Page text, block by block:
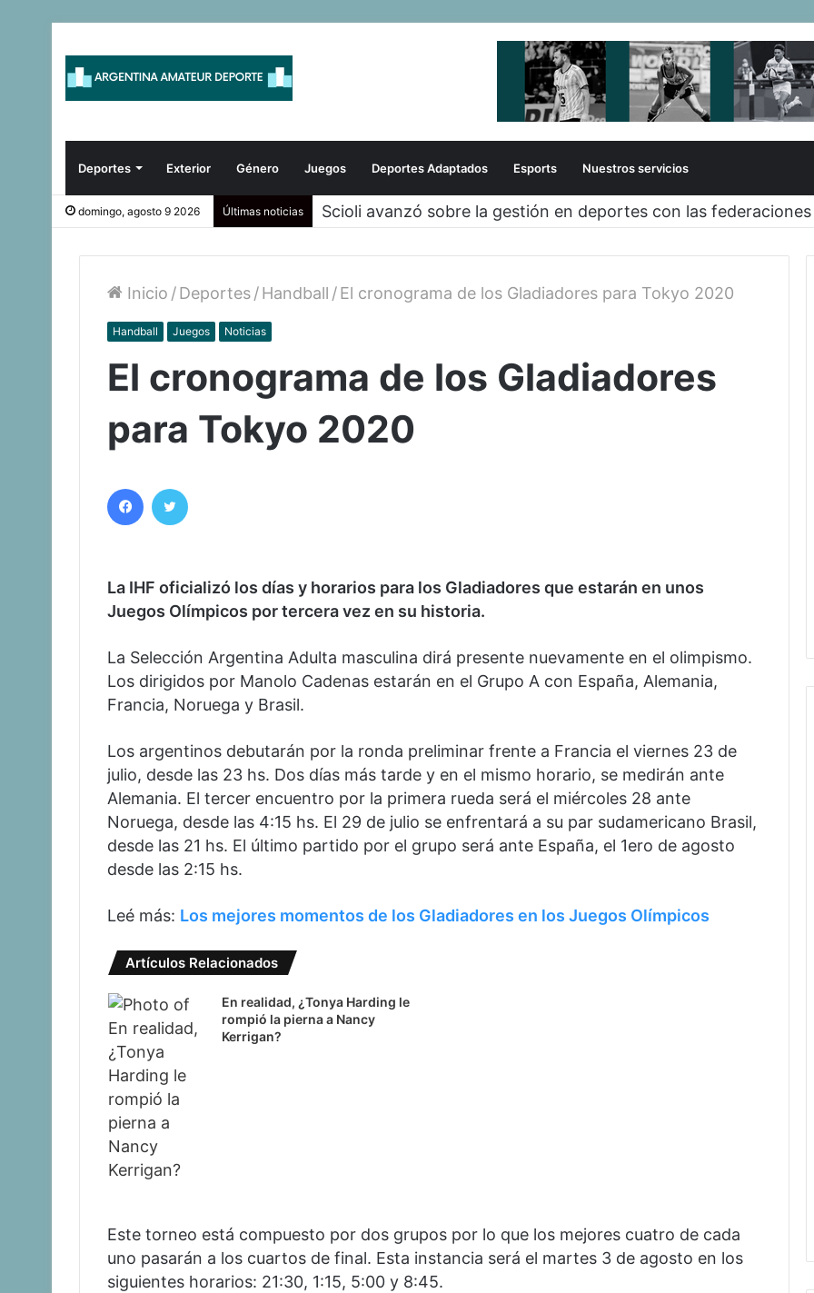
Deportes Exterior Género Juegos Deportes Adaptados Esports Nuestros servicios
domingo, agosto 9 2026 Últimas noticias Scioli avanzó sobre la gestión en deportes con las
Inicio /Deportes/Handball /El cronograma de los Gladiadores para Tokyo 2020
Handball Juegos Noticias
El cronograma de los Gladiadores
para Tokyo 2020
Facebook
La IHF oficializó los días y horarios para los Gladiadores que estarán en unos
Juegos Olímpicos por tercera vez en su historia.
La Selección Argentina Adulta masculina dirá presente nuevamente en el olimpismo.
Los dirigidos por Manolo Cadenas estarán en el Grupo A con España, Alemania,
Francia, Noruega y Brasil.
Los argentinos debutarán por la ronda preliminar frente a Francia el viernes 23 de
julio, desde las 23 hs. Dos días más tarde y en el mismo horario, se medirán ante
Alemania. El tercer encuentro por la primera rueda será el miércoles 28 ante
Noruega, desde las 4:15 hs. El 29 de julio se enfrentará a su par sudamericano Brasil,
desde las 21 hs. El último partido por el grupo será ante España, el 1ero de agosto
desde las 2:15 hs.
Leé más: Los mejores momentos de los Gladiadores en los Juegos Olímpicos
Artículos Relacionados
En realidad, ¿Tonya Harding le
rompió la pierna a Nancy
Kerrigan?
Este torneo está compuesto por dos grupos por lo que los mejores cuatro de cada
uno pasarán a los cuartos de final. Esta instancia será el martes 3 de agosto en los
siguientes horarios: 21:30, 1:15, 5:00 y 8:45.